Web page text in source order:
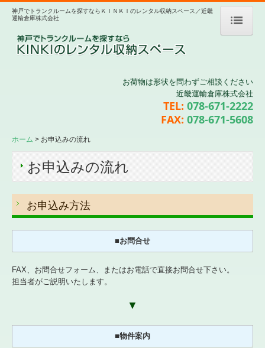
ホーム
お申込みの流れ
料金案内
会社案内
お問合せ
神戸でトランクルームを探すならＫＩＮＫＩのレンタル収納スペース／近畿
運輸倉庫株式会社
お荷物は形状を問わずご相談ください
近畿運輸倉庫株式会社
TEL: 078-671-2222
FAX: 078-671-5608
ホーム お申込みの流れ
お申込みの流れ
お申込み方法
■お問合せ
FAX、お問合せフォーム、またはお電話で直接お問合せ下さい。
担当者がご説明いたします。
▼
■物件案内